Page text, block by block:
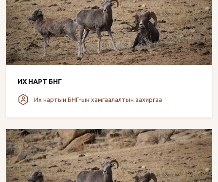
ИХ НАРТ БНГ
Их нартын БНГ-ын хамгаалалтын захиргаа